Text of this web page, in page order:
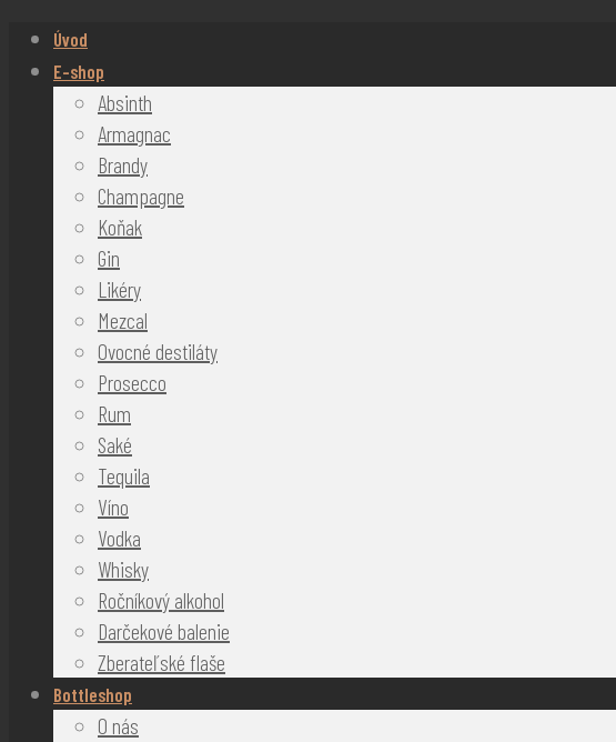
Úvod
E-shop
Absinth
Armagnac
Brandy
Champagne
Koňak
Gin
Likéry
Mezcal
Ovocné destiláty
Prosecco
Rum
Saké
Tequila
Víno
Vodka
Whisky
Ročníkový alkohol
Darčekové balenie
Zberateľské flaše
Bottleshop
O nás